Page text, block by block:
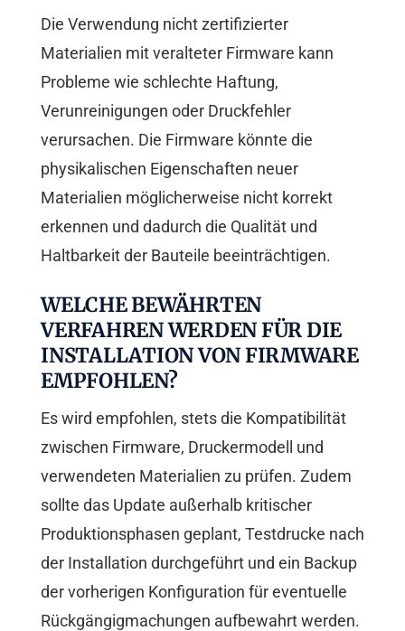
Die Verwendung nicht zertifizierter
Materialien mit veralteter Firmware kann
Probleme wie schlechte Haftung,
Verunreinigungen oder Druckfehler
verursachen. Die Firmware könnte die
physikalischen Eigenschaften neuer
Materialien möglicherweise nicht korrekt
erkennen und dadurch die Qualität und
Haltbarkeit der Bauteile beeinträchtigen.
WELCHE BEWÄHRTEN
VERFAHREN WERDEN FÜR DIE
INSTALLATION VON FIRMWARE
EMPFOHLEN?
Es wird empfohlen, stets die Kompatibilität
zwischen Firmware, Druckermodell und
verwendeten Materialien zu prüfen. Zudem
sollte das Update außerhalb kritischer
Produktionsphasen geplant, Testdrucke nach
der Installation durchgeführt und ein Backup
der vorherigen Konfiguration für eventuelle
Rückgängigmachungen aufbewahrt werden.